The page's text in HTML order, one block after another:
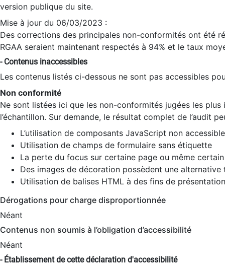
version publique du site.
Mise à jour du 06/03/2023 :
Des corrections des principales non-conformités ont été
RGAA seraient maintenant respectés à 94% et le taux
- Contenus inaccessibles
Les contenus listés ci-dessous ne sont pas accessibles
Non conformité
Ne sont listées ici que les non-conformités jugées les
l’échantillon. Sur demande, le résultat complet de l’audit
L’utilisation de composants JavaScript non
Utilisation de champs de formulaire sans étiquette
La perte du focus sur certaine page ou même
Des images de décoration possèdent une alternative
Utilisation de balises HTML à des fins de
Dérogations pour charge disproportionnée
Néant
Contenus non soumis à l’obligation d’accessibilité
Néant
- Établissement de cette déclaration d'accessibilité